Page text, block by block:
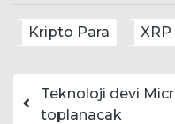
Kripto Para XRP
Yazı
Teknoloji devi
toplanacak